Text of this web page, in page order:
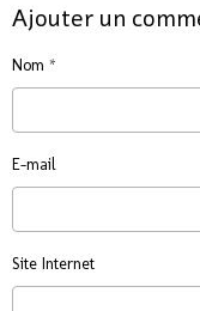
Ajouter un
Nom
E-mail
Site Internet